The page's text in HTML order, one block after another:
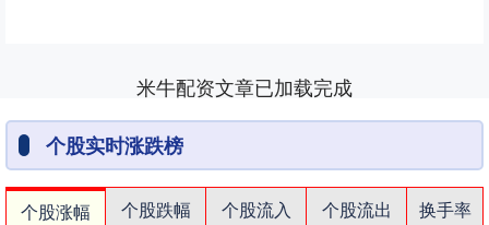
米牛配资文章已加载完成
个股实时涨跌榜
个股涨幅 个股跌幅 个股流入 个股流出
换手率